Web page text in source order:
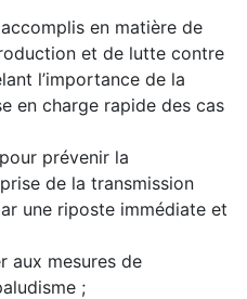
en matière de
et de lutte contre
l’importance de la
en charge rapide des cas
prévenir la
de la transmission
une riposte immédiate et
aux mesures de
;